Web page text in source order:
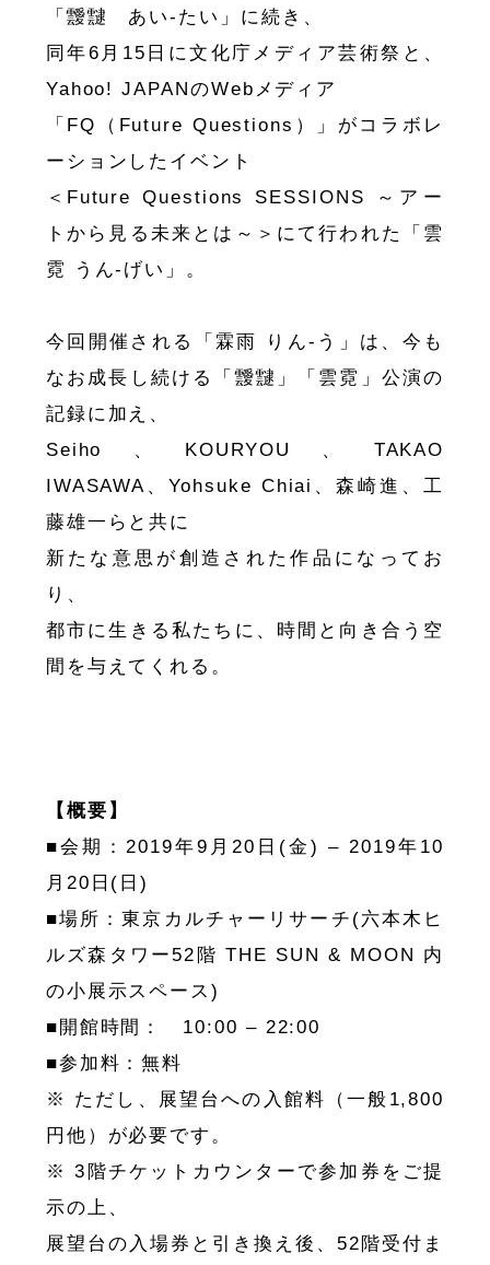
「靉靆 あい-たい」に続き、
同年6月15日に文化庁メディア芸術祭と、
Yahoo! JAPANのWebメディア
「FQ（Future Questions）」がコラボレ
ーションしたイベント
＜Future Questions SESSIONS ～アー
トから見る未来とは～＞にて行われた「雲
霓 うん-げい」。
今回開催される「霖雨 りん-う」は、今も
なお成長し続ける「靉靆」「雲霓」公演の
記録に加え、
Seiho、KOURYOU、TAKAO
IWASAWA、Yohsuke Chiai、森崎進、工
藤雄一らと共に
新たな意思が創造された作品になってお
り、
都市に生きる私たちに、時間と向き合う空
間を与えてくれる。
【概要】
■会期：2019年9月20日(金) – 2019年10
月20日(日)
■場所：東京カルチャーリサーチ(六本木ヒ
ルズ森タワー52階 THE SUN & MOON 内
の小展示スペース)
■開館時間： 10:00 – 22:00
■参加料：無料
※ ただし、展望台への入館料（一般1,800
円他）が必要です。
※ 3階チケットカウンターで参加券をご提
示の上、
展望台の入場券と引き換え後、52階受付ま